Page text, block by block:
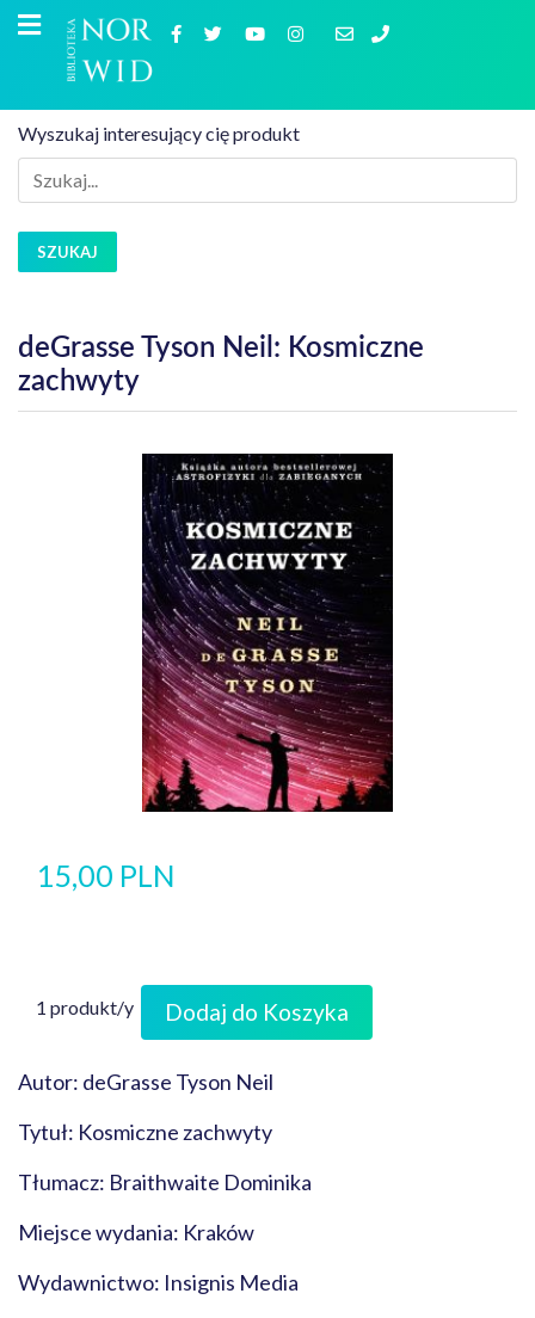
Wyszukaj interesujący cię produkt
SZUKAJ
deGrasse Tyson Neil: Kosmiczne
zachwyty
15,00 PLN
1 produkt/y Dodaj do Koszyka
Autor: deGrasse Tyson Neil
Tytuł: Kosmiczne zachwyty
Tłumacz: Braithwaite Dominika
Miejsce wydania: Kraków
Wydawnictwo: Insignis Media